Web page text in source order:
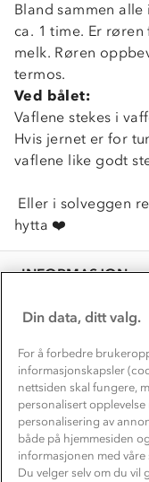
Bland sammen
ca. 1 time. Er
melk. Røren
termos.
Ved bålet:
Vaflene stekes i
Hvis jernet er for
vaflene like godt
Eller i solveggen
hytta ❤️
INFORMASJON
Kundeservice
Kontakt oss
Kundeklubb
Bedrift, barnehage
Presse
OM OSS
Klima og miljø
Etisk handel
Dyreetikk
1% til samfunnet
Inkludering
Materialer
Personvern
Samarbeide med
TIPS OG RÅD
Trelagsprinsippet
Alt du trenger til
Dette trenger du
Gravidklær
Hvordan velge
Vask og
Store størrelser
Turmat oppskrifter
Beredskap
AKTIVITETER
Få turinspirasjon
Overnatte
Leirskole 🥾
Barnehageansatt
Tips til hyttetur
Din data, ditt valg.
For å forbedre
informasjonskapsler
nettsiden skal fungere,
personalisert
personalisering av
både på hjemmesiden
informasjonen med
Du velger selv om du vil